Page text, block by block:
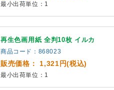
最小出荷単位：1
再生色画用紙 全判10枚 イルカ
商品コード：868023
販売価格： 1,321円(税込)
最小出荷単位：1